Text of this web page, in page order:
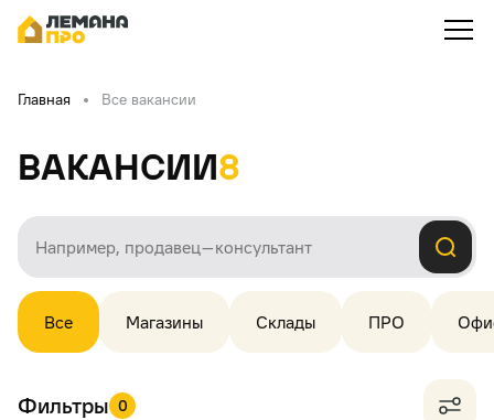
Главная Все вакансии
Вакансии8
Все Магазины Склады ПРО
Фильтры 0